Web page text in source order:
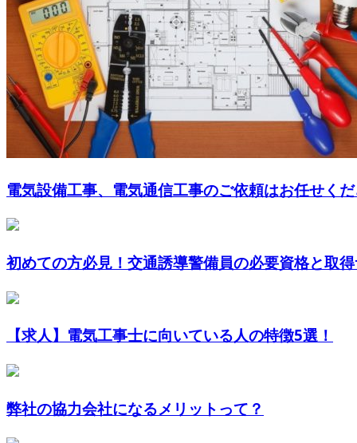
電気設備工事、電気通信工事のご依頼はお任せくだ
初めての方必見！交通誘導警備員の必要資格と取
【求人】電気工事士に向いている人の特徴5選！
弊社の協力会社になるメリットって？